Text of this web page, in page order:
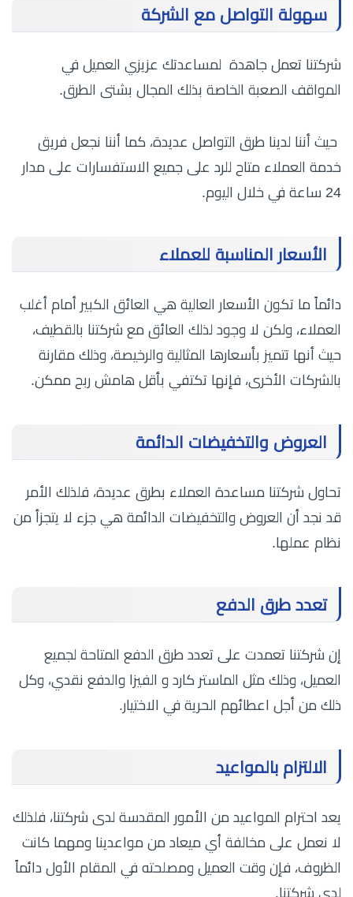
سهولة التواصل مع الشركة
شركتنا تعمل جاهدة لمساعدتك عزيزي العميل في
المواقف الصعبة الخاصة بذلك المجال بشتى الطرق.
حيث أننا لدينا طرق التواصل عديدة، كما أننا نجعل فريق
خدمة العملاء متاح للرد على جميع الاستفسارات على مدار
24 ساعة في خلال اليوم.
الأسعار المناسبة للعملاء
دائماً ما تكون الأسعار العالية هي العائق الكبير أمام أغلب
العملاء، ولكن لا وجود لذلك العائق مع شركتنا بالقطيف،
حيث أنها تتميز بأسعارها المثالية والرخيصة، وذلك مقارنة
بالشركات الأخرى، فإنها تكتفي بأقل هامش ربح ممكن.
العروض والتخفيضات الدائمة
تحاول شركتنا مساعدة العملاء بطرق عديدة، فلذلك الأمر
قد نجد أن العروض والتخفيضات الدائمة هي جزء لا يتجزأ من
نظام عملها.
تعدد طرق الدفع
إن شركتنا تعمدت على تعدد طرق الدفع المتاحة لجميع
العميل، وذلك مثل الماستر كارد و الفيزا والدفع نقدي، وكل
ذلك من أجل اعطائهم الحرية في الاختيار.
الالتزام بالمواعيد
يعد احترام المواعيد من الأمور المقدسة لدى شركتنا، فلذلك
لا نعمل على مخالفة أي ميعاد من مواعدينا ومهما كانت
الظروف، فإن وقت العميل ومصلحته في المقام الأول دائماً
لدى شركتنا.